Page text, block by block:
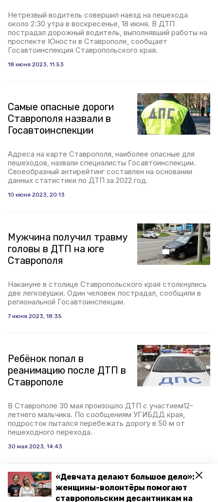
«Девчата делают большое дело»:
женщины-волонтёры помогают
ставропольским десантникам на
Нетрезвый водитель совершил наезд на пешехода
около 2:30 утра в воскресенье, 18 июня. В ДТП
пострадал дорожный водитель, выполнявший работы на
проспекте Юности в Ставрополе, сообщает
Госавтоинспекция Ставропольского края.
18 июня 2023, 11:53
Самые опасные дороги
Ставрополя назвали в
Госавтоинспекции
Адреса на карте Ставрополя, наиболее опасные для
пешеходов, назвали специалисты Госавтоинспекции.
Своеобразный антирейтинг составлен на основании
данных статистики по ДТП за 2022 год.
10 июня 2023, 20:13
Мужчина получил травму
головы в ДТП на юге
Ставрополя
Накануне в столице Ставропольского края столкнулись
две легковушки. Один человек пострадал, сообщили в
региональной Госавтоинспекции.
7 июня 2023, 18:35
Ребёнок попал в
реанимацию после ДТП в
Ставрополе
В Ставрополе 30 мая произошло ДТП с участием12-
летнего мальчика. По сообщениям УГИБДД края,
подросток пытался перебежать дорогу в 50 м от
пешеходного перехода.
30 мая 2023, 14:43
Водитель сбил